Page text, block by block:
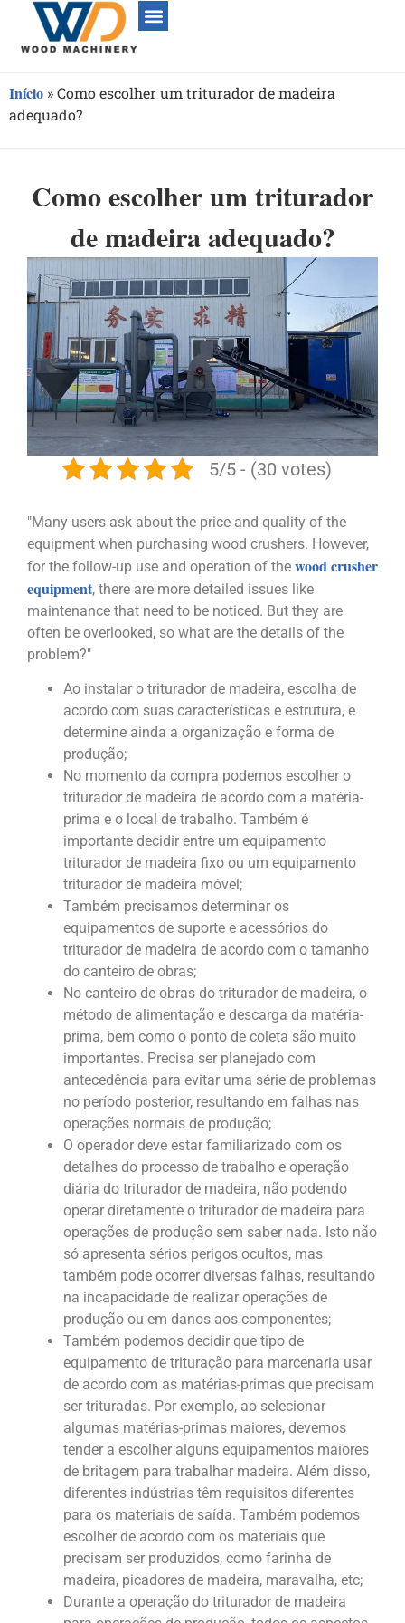
Início »Como escolher um triturador de madeira
adequado?
Como escolher um triturador
de madeira adequado?
5/5 - (30 votes)
"Many users ask about the price and quality of the
equipment when purchasing wood crushers. However,
for the follow-up use and operation of the wood crusher
equipment, there are more detailed issues like
maintenance that need to be noticed. But they are
often be overlooked, so what are the details of the
problem?"
Ao instalar o triturador de madeira, escolha de
acordo com suas características e estrutura, e
determine ainda a organização e forma de
produção;
No momento da compra podemos escolher o
triturador de madeira de acordo com a matéria-
prima e o local de trabalho. Também é
importante decidir entre um equipamento
triturador de madeira fixo ou um equipamento
triturador de madeira móvel;
Também precisamos determinar os
equipamentos de suporte e acessórios do
triturador de madeira de acordo com o tamanho
do canteiro de obras;
No canteiro de obras do triturador de madeira, o
método de alimentação e descarga da matéria-
prima, bem como o ponto de coleta são muito
importantes. Precisa ser planejado com
antecedência para evitar uma série de problemas
no período posterior, resultando em falhas nas
operações normais de produção;
O operador deve estar familiarizado com os
detalhes do processo de trabalho e operação
diária do triturador de madeira, não podendo
operar diretamente o triturador de madeira para
operações de produção sem saber nada. Isto não
só apresenta sérios perigos ocultos, mas
também pode ocorrer diversas falhas, resultando
na incapacidade de realizar operações de
produção ou em danos aos componentes;
Também podemos decidir que tipo de
equipamento de trituração para marcenaria usar
de acordo com as matérias-primas que precisam
ser trituradas. Por exemplo, ao selecionar
algumas matérias-primas maiores, devemos
tender a escolher alguns equipamentos maiores
de britagem para trabalhar madeira. Além disso,
diferentes indústrias têm requisitos diferentes
para os materiais de saída. Também podemos
escolher de acordo com os materiais que
precisam ser produzidos, como farinha de
madeira, picadores de madeira, maravalha, etc;
Durante a operação do triturador de madeira